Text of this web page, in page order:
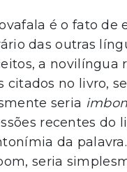
é o fato de
das outras
a
citados no livro,
seria
recentes do
da
seria